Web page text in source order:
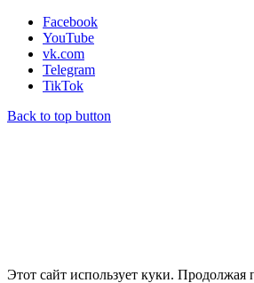
Facebook
YouTube
vk.com
Telegram
TikTok
Back to top button
Этот сайт использует куки. Продолжая